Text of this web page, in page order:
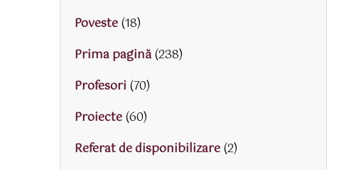
Poveste(18)
Prima pagină(238)
Profesori (70)
Proiecte(60)
Referat de disponibilizare(2)